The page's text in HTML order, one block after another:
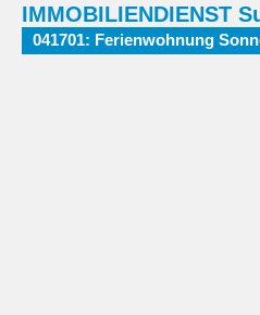
IMMOBILIENDIENST
041701: Ferienwohnung